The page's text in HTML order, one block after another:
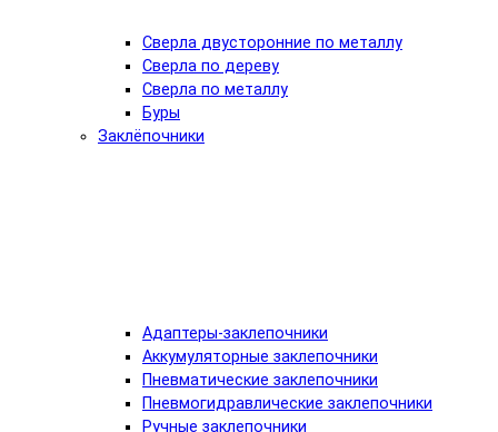
Сверла двусторонние по металлу
Сверла по дереву
Сверла по металлу
Буры
Заклёпочники
Адаптеры-заклепочники
Аккумуляторные заклепочники
Пневматические заклепочники
Пневмогидравлические заклепочники
Ручные заклепочники